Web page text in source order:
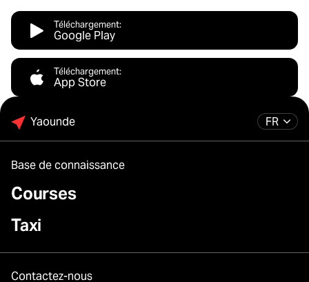
Téléchargement:
Google Play
Téléchargement:
App Store
FR
Yaounde
Base de connaissance
Courses
Taxi
Contactez-nous